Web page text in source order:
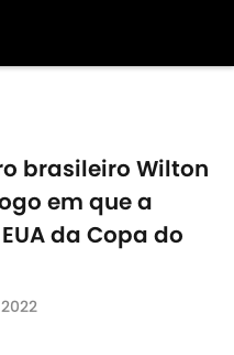
brasileiro Wilton
em que a
da Copa do